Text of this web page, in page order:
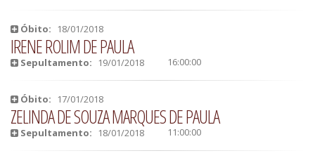
Óbito: 18/01/2018
IRENE ROLIM DE PAULA
Sepultamento: 19/01/2018 16:00:00
Óbito: 17/01/2018
ZELINDA DE SOUZA MARQUES DE PAULA
Sepultamento: 18/01/2018 11:00:00